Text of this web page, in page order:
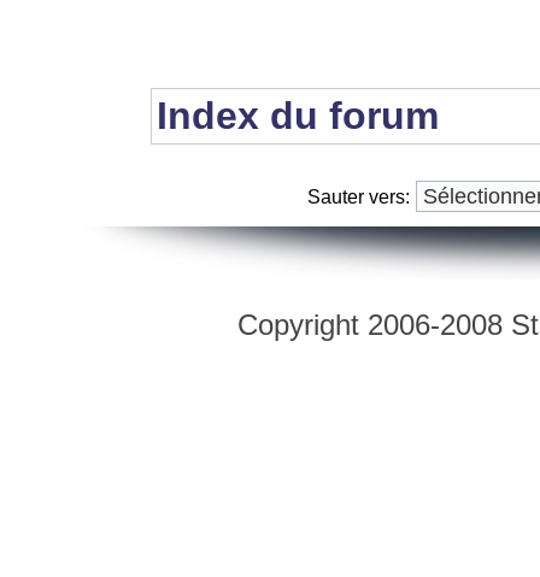
Index du forum
Sauter vers:
Copyright 2006-2008